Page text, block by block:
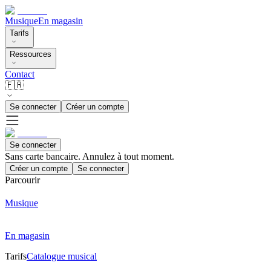
MusiqueEn magasin
Tarifs
Ressources
Contact
🇫🇷
Se connecter Créer un compte
Se connecter
Sans carte bancaire. Annulez à tout moment.
Créer un compte Se connecter
Parcourir
Musique
En magasin
TarifsCatalogue musical